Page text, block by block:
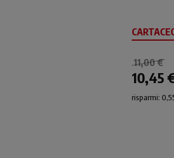
11,00 €
10,45
risparmi: